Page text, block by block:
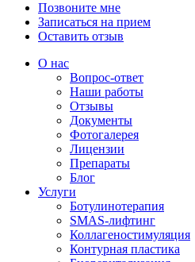
Позвоните мне
Записаться на прием
Оставить отзыв
О нас
Вопрос-ответ
Наши работы
Отзывы
Документы
Фотогалерея
Лицензии
Препараты
Блог
Услуги
Ботулинотерапия
SMAS-лифтинг
Коллагеностимуляция
Контурная пластика